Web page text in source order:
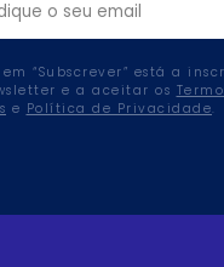
“Subscrever” está a
e a aceitar os
e Política de Privacidade.